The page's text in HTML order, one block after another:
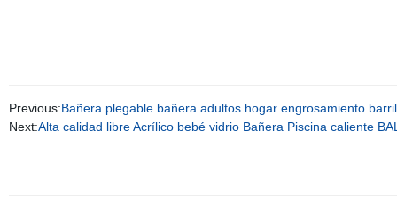
Previous:Bañera plegable bañera adultos hogar engrosamiento
Next:Alta calidad libre Acrílico bebé vidrio Bañera Piscina caliente